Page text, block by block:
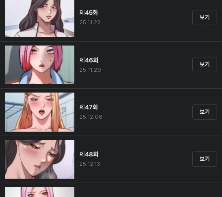
제45화
25.11.22
보기
제46화
25.11.29
보기
제47화
25.12.06
보기
제48화
25.12.13
보기